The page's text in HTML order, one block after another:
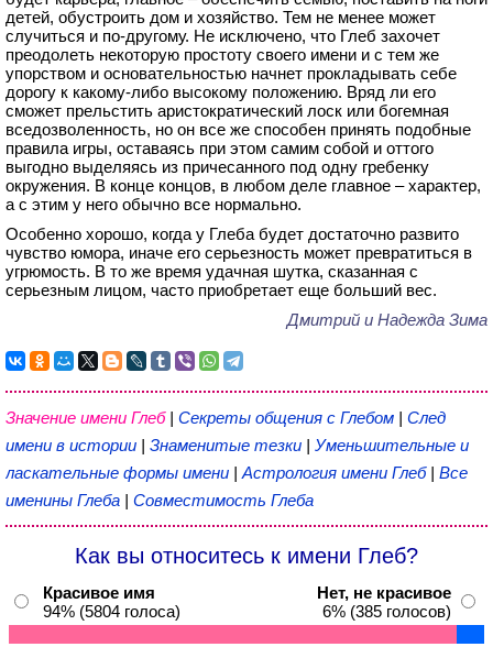
детей, обустроить дом и хозяйство. Тем не менее может
случиться и по-другому. Не исключено, что Глеб захочет
преодолеть некоторую простоту своего имени и с тем же
упорством и основательностью начнет прокладывать себе
дорогу к какому-либо высокому положению. Вряд ли его
сможет прельстить аристократический лоск или богемная
вседозволенность, но он все же способен принять подобные
правила игры, оставаясь при этом самим собой и оттого
выгодно выделяясь из причесанного под одну гребенку
окружения. В конце концов, в любом деле главное – характер,
а с этим у него обычно все нормально.
Особенно хорошо, когда у Глеба будет достаточно развито
чувство юмора, иначе его серьезность может превратиться в
угрюмость. В то же время удачная шутка, сказанная с
серьезным лицом, часто приобретает еще больший вес.
Дмитрий и Надежда Зима
Значение имени Глеб| Секреты общения с Глебом | След
имени в истории | Знаменитые тезки | Уменьшительные и
ласкательные формы имени | Астрология имени Глеб| Все
именины Глеба | Совместимость Глеба
Как вы относитесь к имени Глеб?
Красивое имя
94% (5804 голоса)
Нет, не красивое
6% (385 голосов)